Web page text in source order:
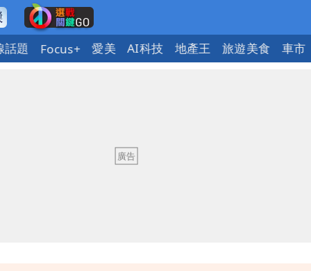
話題 Focus+ 愛美 AI科技 地產王 旅遊美食 車市